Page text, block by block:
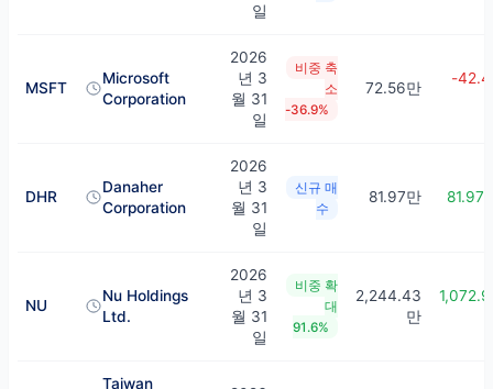
일
MSFT
Microsoft
Corporation
2026
년 3
월 31
일
비중 축
소
-36.9%
72.56만
-
DHR
Danaher
Corporation
2026
년 3
월 31
일
신규 매
수
81.97만 81.97
NU
Nu Holdings
Ltd.
2026
년 3
월 31
일
비중 확
대
91.6%
2,244.43
만
Taiwan